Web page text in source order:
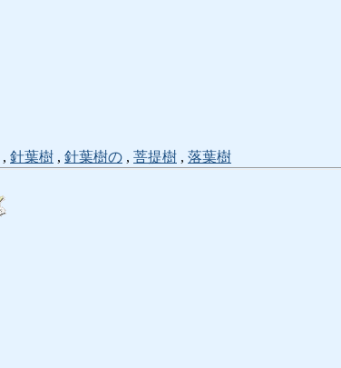
, 針葉樹 , 針葉樹の , 菩提樹 , 落葉樹